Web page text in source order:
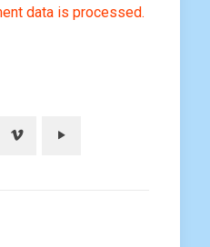
data is processed.